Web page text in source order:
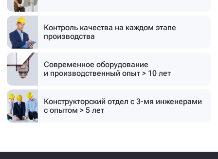
Контроль качества на каждом этапе
производства
Современное оборудование
и производственный опыт > 10 лет
Конструкторский отдел с 3-мя инженерами
с опытом > 5 лет